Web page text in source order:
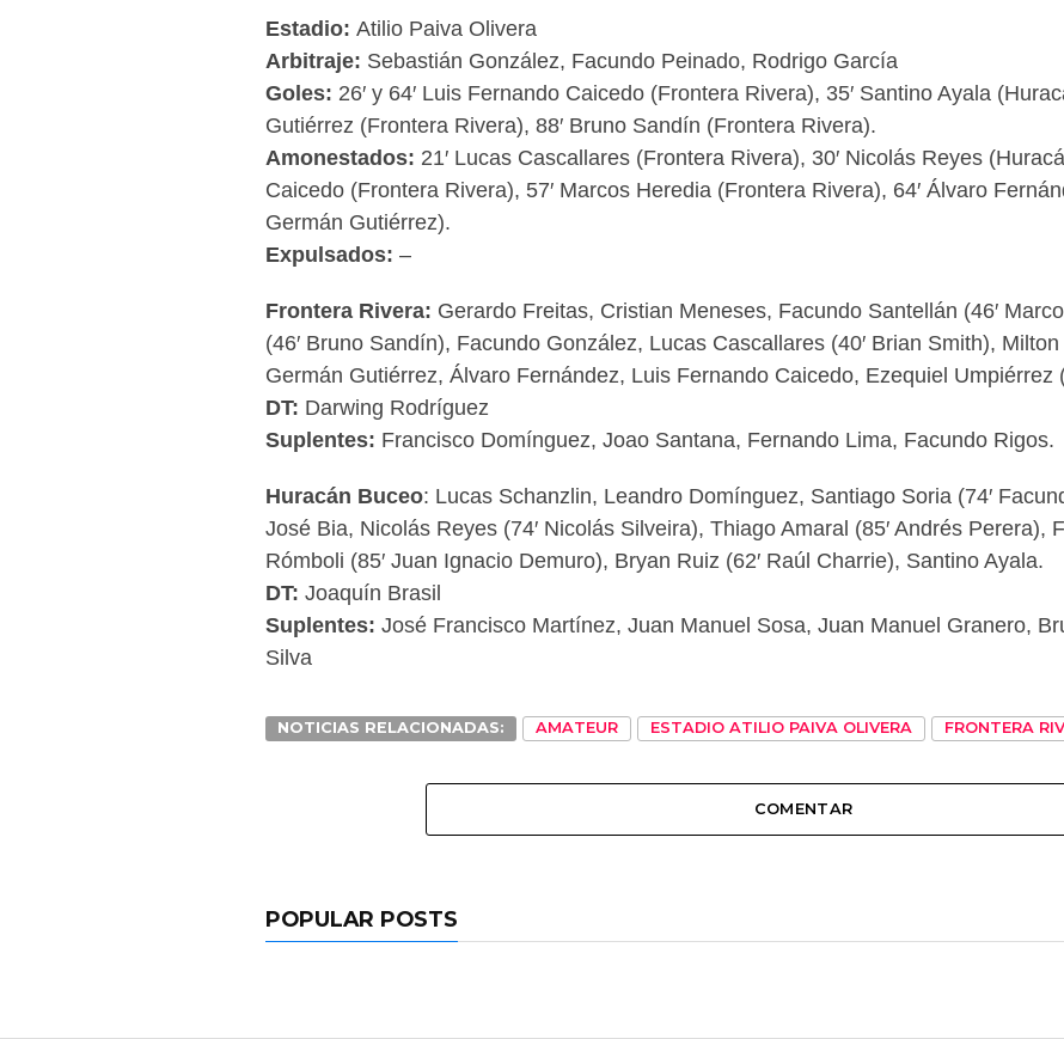
Estadio: Atilio Paiva Olivera
Arbitraje: Sebastián González, Facundo Peinado, Rodrigo García
Goles: 26′ y 64′ Luis Fernando Caicedo (Frontera Rivera), 35′ Santino Ayala
Gutiérrez (Frontera Rivera), 88′ Bruno Sandín (Frontera Rivera).
Amonestados: 21′ Lucas Cascallares (Frontera Rivera), 30′ Nicolás Reyes
Caicedo (Frontera Rivera), 57′ Marcos Heredia (Frontera Rivera), 64′ Álvaro
Germán Gutiérrez).
Expulsados: –
Frontera Rivera: Gerardo Freitas, Cristian Meneses, Facundo Santellán (46′
(46′ Bruno Sandín), Facundo González, Lucas Cascallares (40′ Brian Smith),
Germán Gutiérrez, Álvaro Fernández, Luis Fernando Caicedo, Ezequiel Umpiérrez
DT: Darwing Rodríguez
Suplentes: Francisco Domínguez, Joao Santana, Fernando Lima, Facundo Rigos.
Huracán Buceo: Lucas Schanzlin, Leandro Domínguez, Santiago Soria (74′
José Bia, Nicolás Reyes (74′ Nicolás Silveira), Thiago Amaral (85′ Andrés Perera),
Rómboli (85′ Juan Ignacio Demuro), Bryan Ruiz (62′ Raúl Charrie), Santino Ayala.
DT: Joaquín Brasil
Suplentes: José Francisco Martínez, Juan Manuel Sosa, Juan Manuel Granero,
Silva
NOTICIAS RELACIONADAS: AMATEUR ESTADIO ATILIO PAIVA OLIVERA FRONTERA
COMENTAR
POPULAR POSTS